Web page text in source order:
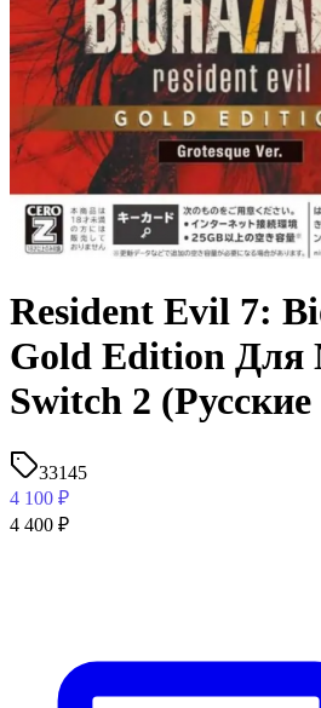
Resident Evil 7:
Gold Edition Для
Switch 2
33145
4 100 ₽
4 400 ₽